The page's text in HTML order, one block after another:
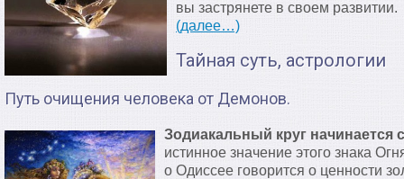
вы застрянете в своем развитии.
(далее…)
Тайная суть, астрологии
Путь очищения человека от Демонов.
Зодиакальный круг начинается
истинное значение этого знака
о Одиссее говорится о ценности